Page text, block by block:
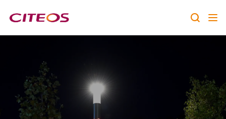
Nos expertises
Nos références
Rechercher :